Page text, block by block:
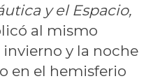
y el Espacio,
al mismo
y la noche
en el hemisferio